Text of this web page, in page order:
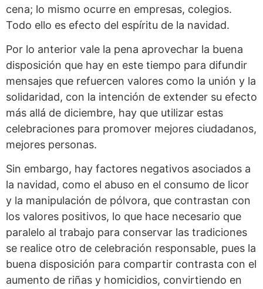
cena; lo mismo ocurre en empresas, colegios.
Todo ello es efecto del espíritu de la navidad.
Por lo anterior vale la pena aprovechar la buena
disposición que hay en este tiempo para difundir
mensajes que refuercen valores como la unión y la
solidaridad, con la intención de extender su efecto
más allá de diciembre, hay que utilizar estas
celebraciones para promover mejores ciudadanos,
mejores personas.
Sin embargo, hay factores negativos asociados a
la navidad, como el abuso en el consumo de licor
y la manipulación de pólvora, que contrastan con
los valores positivos, lo que hace necesario que
paralelo al trabajo para conservar las tradiciones
se realice otro de celebración responsable, pues la
buena disposición para compartir contrasta con el
aumento de riñas y homicidios, convirtiendo en